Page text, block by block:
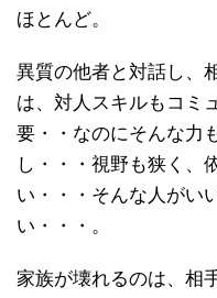
ほとんど。
異質の他者と対話し、
は、対人スキルもコミ
要・・なのにそんな力
し・・・視野も狭く、
い・・・そんな人がい
い・・・。
家族が壊れるのは、相